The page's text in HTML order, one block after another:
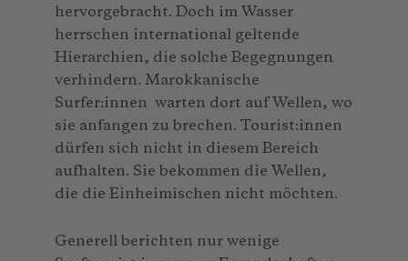
hervorgebracht. Doch im Wasser
herrschen international geltende
Hierarchien, die solche Begegnungen
verhindern. Marokkanische
Surfer:innen warten dort auf Wellen, wo
sie anfangen zu brechen. Tourist:innen
dürfen sich nicht in diesem Bereich
aufhalten. Sie bekommen die Wellen,
die die Einheimischen nicht möchten.
Generell berichten nur wenige